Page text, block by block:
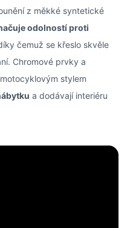
z měkké syntetické
odolností proti
čemuž se křeslo skvěle
Chromové prvky a
stylem
a dodávají interiéru